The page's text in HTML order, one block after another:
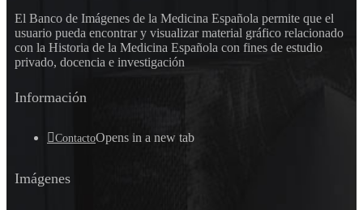
El Banco de Imágenes de la Medicina Española permite que el
usuario pueda encontrar y visualizar material gráfico relacionado
con la Historia de la Medicina Española con fines de estudio
privado, docencia e investigación
Información
ContactoOpens in a new tab
Imágenes